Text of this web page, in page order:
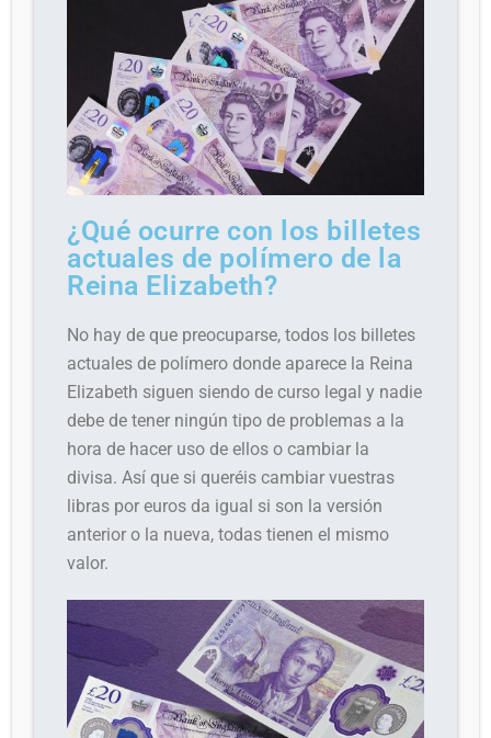
¿Qué ocurre con los billetes
actuales de polímero de la
Reina Elizabeth?
No hay de que preocuparse, todos los billetes
actuales de polímero donde aparece la Reina
Elizabeth siguen siendo de curso legal y nadie
debe de tener ningún tipo de problemas a la
hora de hacer uso de ellos o cambiar la
divisa. Así que si queréis cambiar vuestras
libras por euros da igual si son la versión
anterior o la nueva, todas tienen el mismo
valor.